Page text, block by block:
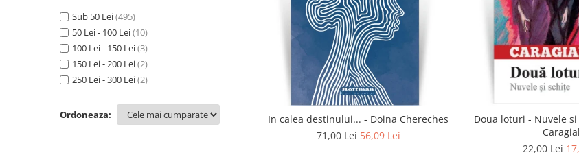
Sub 50 Lei(495)
50 Lei - 100 Lei(10)
100 Lei - 150 Lei(3)
150 Lei - 200 Lei(2)
250 Lei - 300 Lei(2)
Ordoneaza:
In calea destinului... - Doina Chereches
71,00 Lei56,09 Lei
Doua loturi - Nuvele
22,00 Lei